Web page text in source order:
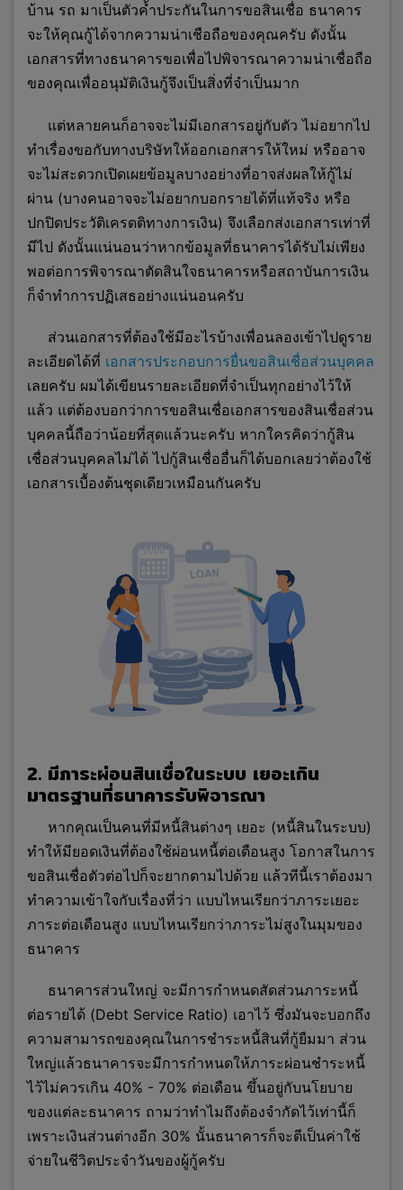
บ้าน รถ มาเป็นตัวค้ำประกันในการขอสินเชื่อ ธนาคาร
จะให้คุณกู้ได้จากความน่าเชือถือของคุณครับ ดังนั้น
เอกสารที่ทางธนาคารขอเพื่อไปพิจารณาความน่าเชื่อถือ
ของคุณเพื่ออนุมัติเงินกู้จึงเป็นสิ่งที่จำเป็นมาก
แต่หลายคนก็อาจจะไม่มีเอกสารอยู่กับตัว ไม่อยากไป
ทำเรื่องขอกับทางบริษัทให้ออกเอกสารให้ใหม่ หรืออาจ
จะไม่สะดวกเปิดเผยข้อมูลบางอย่างที่อาจส่งผลให้กู้ไม่
ผ่าน (บางคนอาจจะไม่อยากบอกรายได้ที่แท้จริง หรือ
ปกปิดประวัติเครดติทางการเงิน) จึงเลือกส่งเอกสารเท่าที่
มีไป ดังนั้นแน่นอนว่าหากข้อมูลที่ธนาคารได้รับไม่เพียง
พอต่อการพิจารณาตัดสินใจธนาคารหรือสถาบันการเงิน
ก็จำทำการปฏิเสธอย่างแน่นอนครับ
ส่วนเอกสารที่ต้องใช้มีอะไรบ้างเพื่อนลองเข้าไปดูราย
ละเอียดได้ที่ เอกสารประกอบการยื่นขอสินเชื่อส่วนบุคคล
เลยครับ ผมได้เขียนรายละเอียดที่จำเป็นทุกอย่างไว้ให้
แล้ว แต่ต้องบอกว่าการขอสินเชื่อเอกสารของสินเชื่อส่วน
บุคคลนี้ถือว่าน้อยที่สุดแล้วนะครับ หากใครคิดว่ากู้สิน
เชื่อส่วนบุคคลไม่ได้ ไปกู้สินเชื่ออื่นก็ได้บอกเลยว่าต้องใช้
เอกสารเบื้องต้นชุดเดียวเหมือนกันครับ
2. มีภาระผ่อนสินเชื่อในระบบ เยอะเกิน
มาตรฐานที่ธนาคารรับพิจารณา
หากคุณเป็นคนที่มีหนี้สินต่างๆ เยอะ (หนี้สินในระบบ)
ทำให้มียอดเงินที่ต้องใช้ผ่อนหนี้ต่อเดือนสูง โอกาสในการ
ขอสินเชื่อตัวต่อไปก็จะยากตามไปด้วย แล้วทีนี้เราต้องมา
ทำความเข้าใจกับเรื่องที่ว่า แบบไหนเรียกว่าภาระเยอะ
ภาระต่อเดือนสูง แบบไหนเรียกว่าภาระไม่สูงในมุมของ
ธนาคาร
ธนาคารส่วนใหญ่ จะมีการกำหนดสัดส่วนภาระหนี้
ต่อรายได้ (Debt Service Ratio) เอาไว้ ซึ่งมันจะบอกถึง
ความสามารถของคุณในการชำระหนี้สินที่กู้ยืมมา ส่วน
ใหญ่แล้วธนาคารจะมีการกำหนดให้ภาระผ่อนชำระหนี้
ไว้ไม่ควรเกิน 40% - 70% ต่อเดือน ขึ้นอยู่กับนโยบาย
ของแต่ละธนาคาร ถามว่าทำไมถึงต้องจำกัดไว้เท่านี้ก็
เพราะเงินส่วนต่างอีก 30% นั้นธนาคารก็จะตีเป็นค่าใช้
จ่ายในชีวิตประจำวันของผู้กู้ครับ